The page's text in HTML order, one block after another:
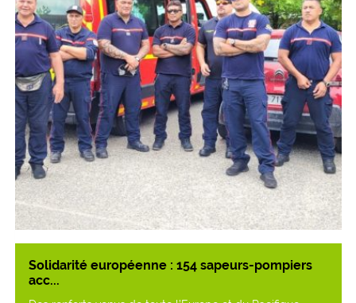
Solidarité européenne : 154 sapeurs-pompiers
acc...